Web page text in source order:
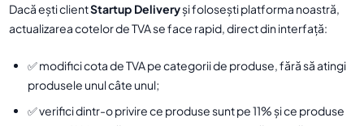
Dacă ești clientStartup Deliveryși folosești platforma noastră,
actualizarea cotelor de TVA se face rapid, direct din interfață:
✅ modifici cota de TVA pe categorii de produse, fără să atingi
produsele unul câte unul;
✅ verifici dintr-o privire ce produse sunt pe 11% și ce produse